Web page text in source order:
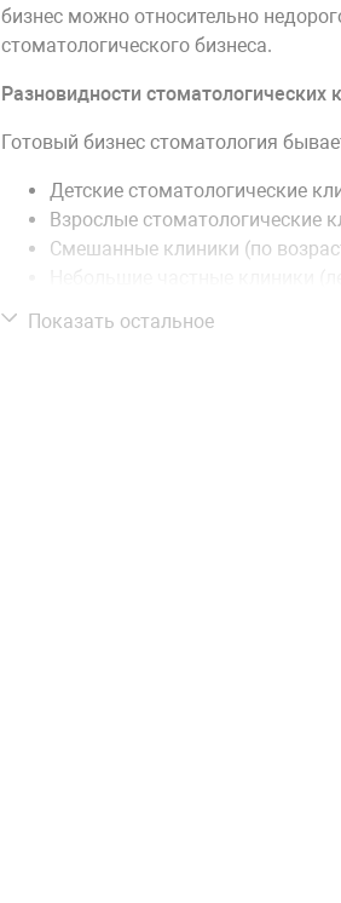
бизнес можно относительно
стоматологического бизнеса.
Разновидности стоматологических
Готовый бизнес стоматология
Детские стоматологические
Взрослые стоматологические
Смешанные клиники (по
зубов, исправления прикуса и
Показать остальное